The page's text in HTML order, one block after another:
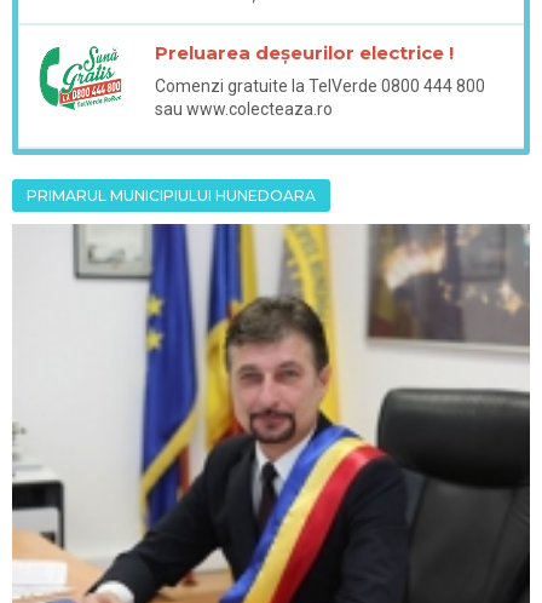
Preluarea deșeurilor electrice !
Comenzi gratuite la TelVerde 0800 444 800
sau www.colecteaza.ro
PRIMARUL MUNICIPIULUI HUNEDOARA